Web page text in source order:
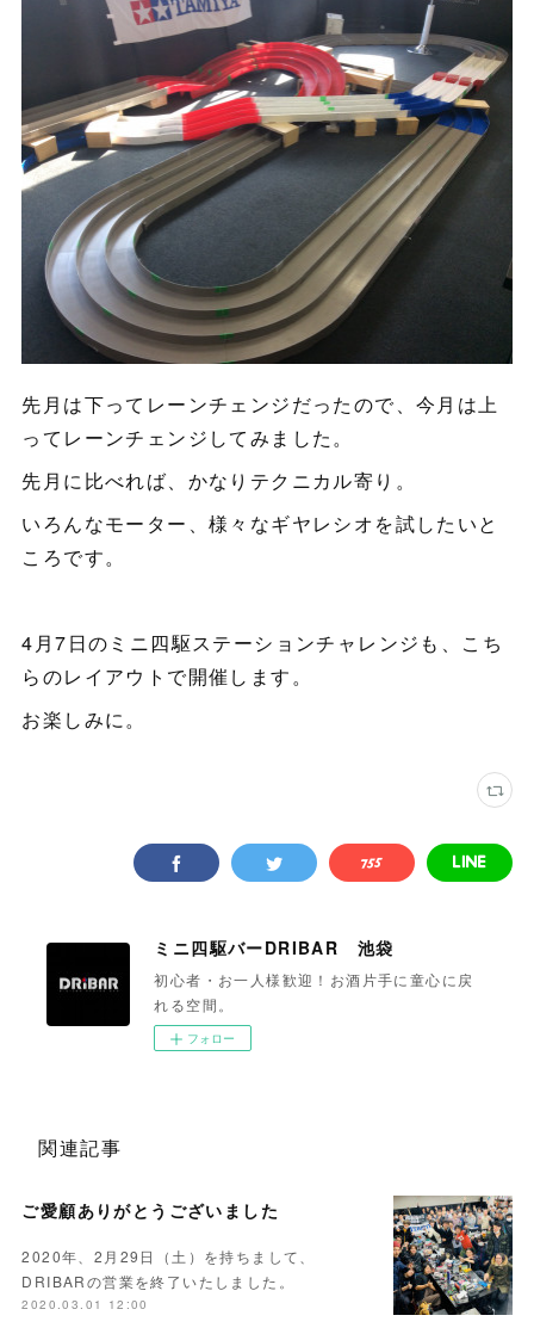
先月は下ってレーンチェンジだったので、今月は上
ってレーンチェンジしてみました。
先月に比べれば、かなりテクニカル寄り。
いろんなモーター、様々なギヤレシオを試したいと
ころです。
4月7日のミニ四駆ステーションチャレンジも、こち
らのレイアウトで開催します。
お楽しみに。
ミニ四駆バーDRIBAR 池袋
初心者・お一人様歓迎！お酒片手に童心に戻
れる空間。
フォロー
関連記事
ご愛顧ありがとうございました
2020年、2月29日（土）を持ちまして、
DRIBARの営業を終了いたしました。
2020.03.01 12:00